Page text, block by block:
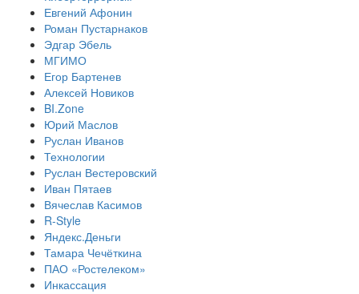
Евгений Афонин
Роман Пустарнаков
Эдгар Эбель
МГИМО
Егор Бартенев
Алексей Новиков
BI.Zone
Юрий Маслов
Руслан Иванов
Технологии
Руслан Вестеровский
Иван Пятаев
Вячеслав Касимов
R-Style
Яндекс.Деньги
Тамара Чечёткина
ПАО «Ростелеком»
Инкассация